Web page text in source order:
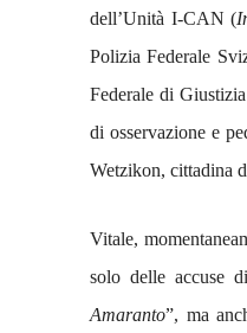
dell’Unità I-CAN (
Polizia Federale
Federale di
di osservazione e
Wetzikon, cittadina
Vitale,
solo delle accuse
Amaranto”, ma